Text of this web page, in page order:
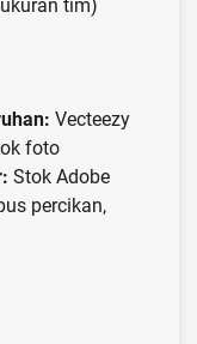
tim)
Vecteezy
foto
Stok Adobe
percikan,